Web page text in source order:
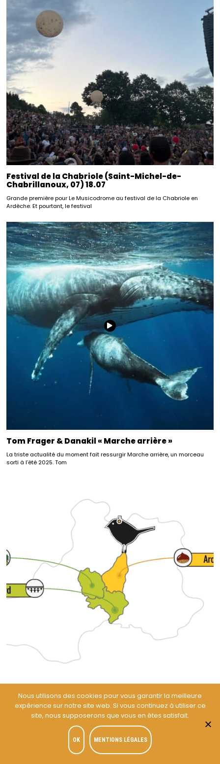
Festival de la Chabriole (Saint-Michel-de-
Chabrillanoux, 07) 18.07
Grande première pour Le Musicodrome au festival de la Chabriole en
Ardèche. Et pourtant, le festival
Tom Frager & Danakil « Marche arrière »
La triste actualité du moment fait ressurgir Marche arrière, un morceau
sorti à l’été 2025. Tom
Les bons plans concerts et festivals d’août 2026
Comme chaque mois, nous vous proposons notre sélection de bons plans
concerts dans le sud de
Nous utilisons des cookies pour vous garantir la meilleure
expérience sur notre site web. Si vous continuez à utiliser ce
site, nous supposerons que vous en êtes satisfait.
OK MENTIONS LÉGALES